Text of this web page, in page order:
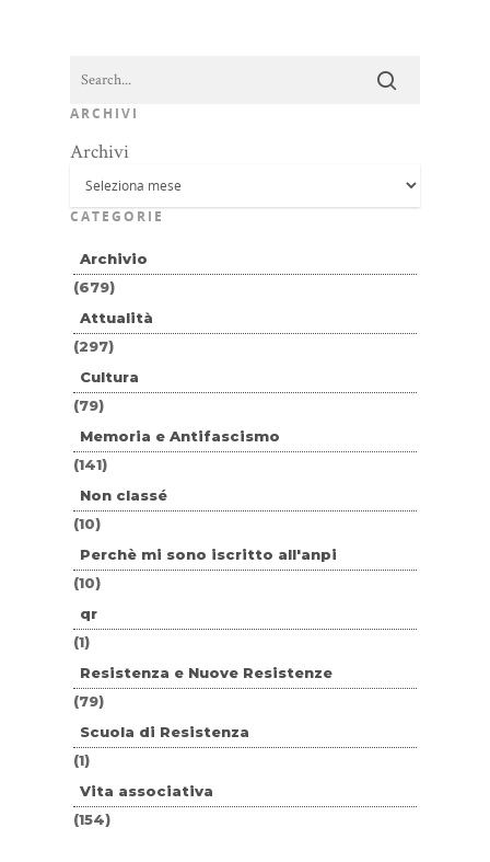
ARCHIVI
Archivi
CATEGORIE
Archivio
(679)
Attualità
(297)
Cultura
(79)
Memoria e Antifascismo
(141)
Non classé
(10)
Perchè mi sono iscritto all'anpi
(10)
qr
(1)
Resistenza e Nuove Resistenze
(79)
Scuola di Resistenza
(1)
Vita associativa
(154)